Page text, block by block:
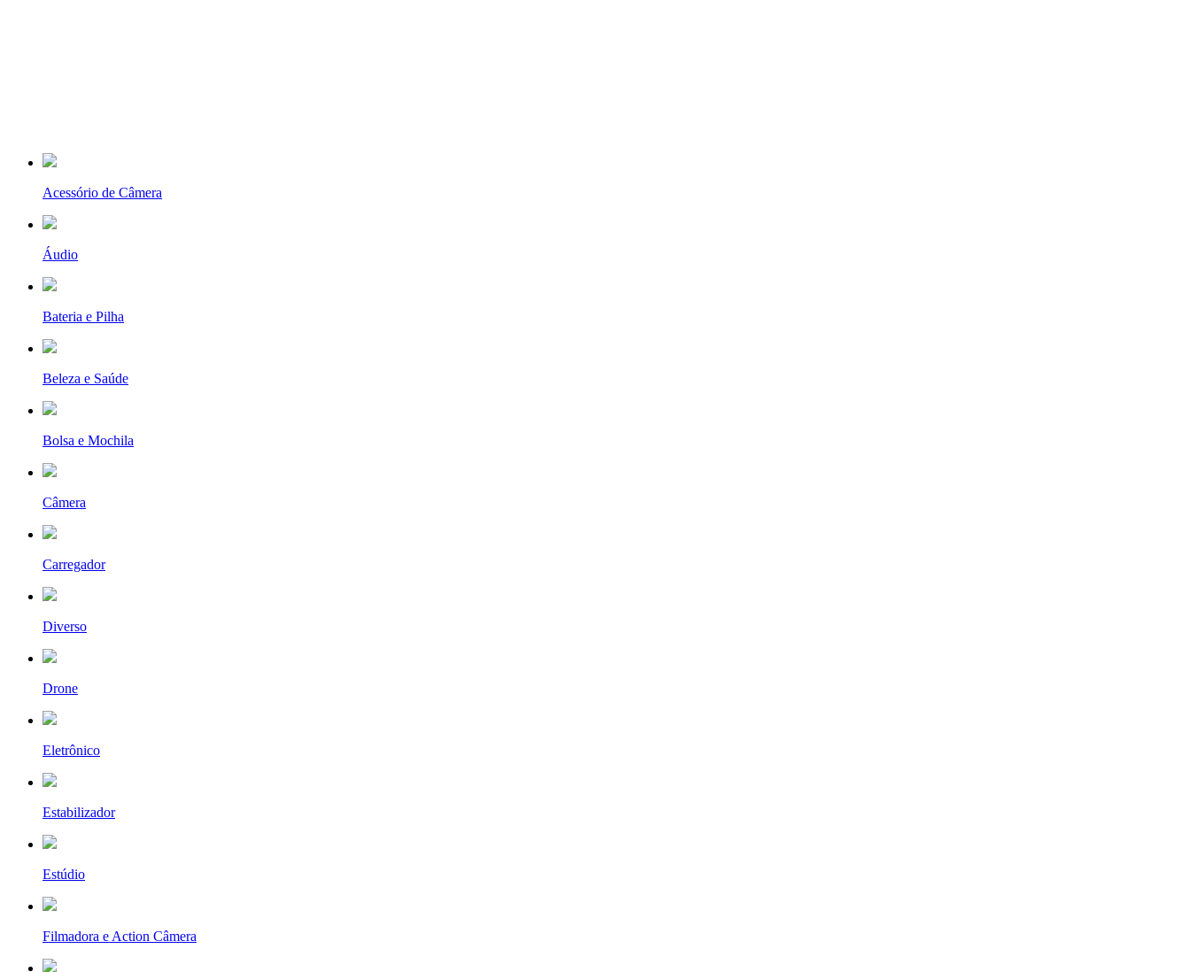
Acessório de Câmera
Áudio
Bateria e Pilha
Beleza e Saúde
Bolsa e Mochila
Câmera
Carregador
Diverso
Drone
Eletrônico
Estabilizador
Estúdio
Filmadora e Action Câmera